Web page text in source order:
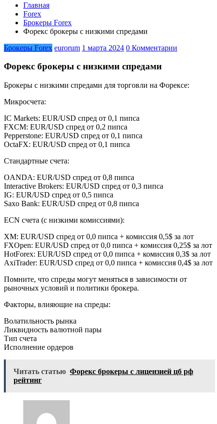
Главная
Forex
Брокеры Forex
Форекс брокеры с низкими спредами
Брокеры Forex eurorum 1 марта 2024 0 Комментарии
Форекс брокеры с низкими спредами
Брокеры с низкими спредами для торговли на Форексе:
Микросчета:
IC Markets: EUR/USD спред от 0,1 пипса
FXCM: EUR/USD спред от 0,2 пипса
Pepperstone: EUR/USD спред от 0,1 пипса
OctaFX: EUR/USD спред от 0,1 пипса
Стандартные счета:
OANDA: EUR/USD спред от 0,8 пипса
Interactive Brokers: EUR/USD спред от 0,3 пипса
IG: EUR/USD спред от 0,5 пипса
Saxo Bank: EUR/USD спред от 0,8 пипса
ECN счета (с низкими комиссиями):
XM: EUR/USD спред от 0,0 пипса + комиссия 0,5$ за лот
FXOpen: EUR/USD спред от 0,0 пипса + комиссия 0,25$ за лот
HotForex: EUR/USD спред от 0,0 пипса + комиссия 0,3$ за лот
AxiTrader: EUR/USD спред от 0,0 пипса + комиссия 0,4$ за лот
Помните, что спреды могут меняться в зависимости от
рыночных условий и политики брокера.
Факторы, влияющие на спреды:
Волатильность рынка
Ликвидность валютной пары
Тип счета
Исполнение ордеров
Читать статью Форекс брокеры с лицензией цб рф
рейтинг